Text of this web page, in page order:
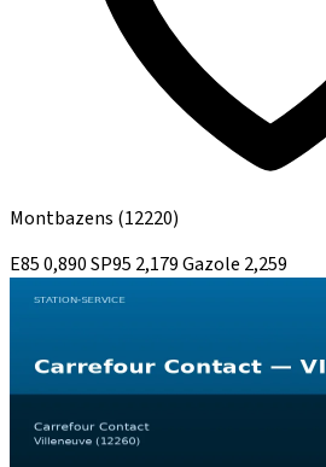
Montbazens (12220)
E850,890SP95 2,179Gazole 2,259